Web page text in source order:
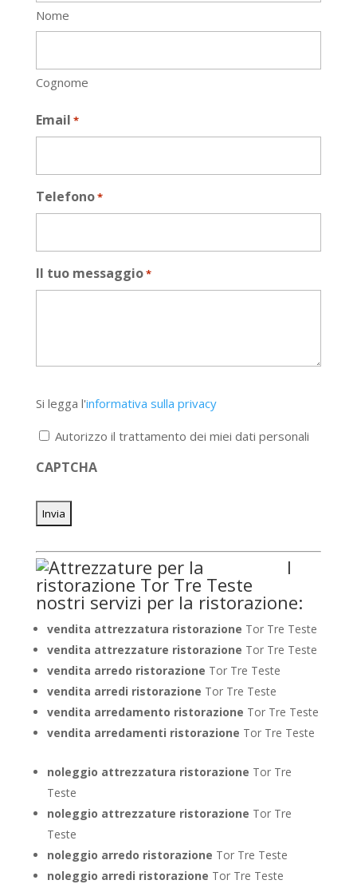
Nome
Cognome
Email *
Telefono*
Il tuo messaggio*
legga
l'informativa
privacy
Si legga l'informativa sulla privacy
Autorizzo il trattamento dei miei dati personali
CAPTCHA
I
nostri servizi per la ristorazione:
vendita attrezzatura ristorazione Tor Tre Teste
vendita attrezzature ristorazione Tor Tre Teste
vendita arredo ristorazione Tor Tre Teste
vendita arredi ristorazione Tor Tre Teste
vendita arredamento ristorazione Tor Tre Teste
vendita arredamenti ristorazione Tor Tre Teste
noleggio attrezzatura ristorazione Tor Tre
Teste
noleggio attrezzature ristorazione Tor Tre
Teste
noleggio arredo ristorazione Tor Tre Teste
noleggio arredi ristorazione Tor Tre Teste